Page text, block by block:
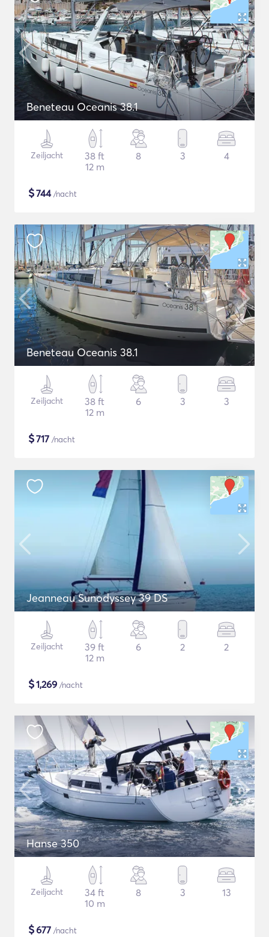
Beneteau Oceanis 38.1
Zeiljacht
38 ft
12 m
8 3 4
$744/nacht
Beneteau Oceanis 38.1
Zeiljacht
38 ft
12 m
6 3 3
$717 /nacht
Jeanneau Sunodyssey 39 DS
Zeiljacht
39 ft
12 m
6 2 2
$1,269 /nacht
Hanse 350
Zeiljacht
34 ft
10 m
8 3 13
$677 /nacht